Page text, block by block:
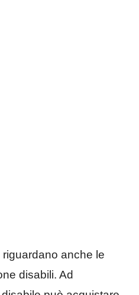
anche le
disabili. Ad